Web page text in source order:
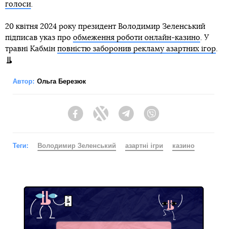
голоси.
20 квітня 2024 року президент Володимир Зеленський
підписав указ про обмеження роботи онлайн-казино. У
травні Кабмін повністю заборонив рекламу азартних ігор.
Автор: Ольга Березюк
FacebookTwitter Telegram
Теги: Володимир Зеленський азартні ігри казино